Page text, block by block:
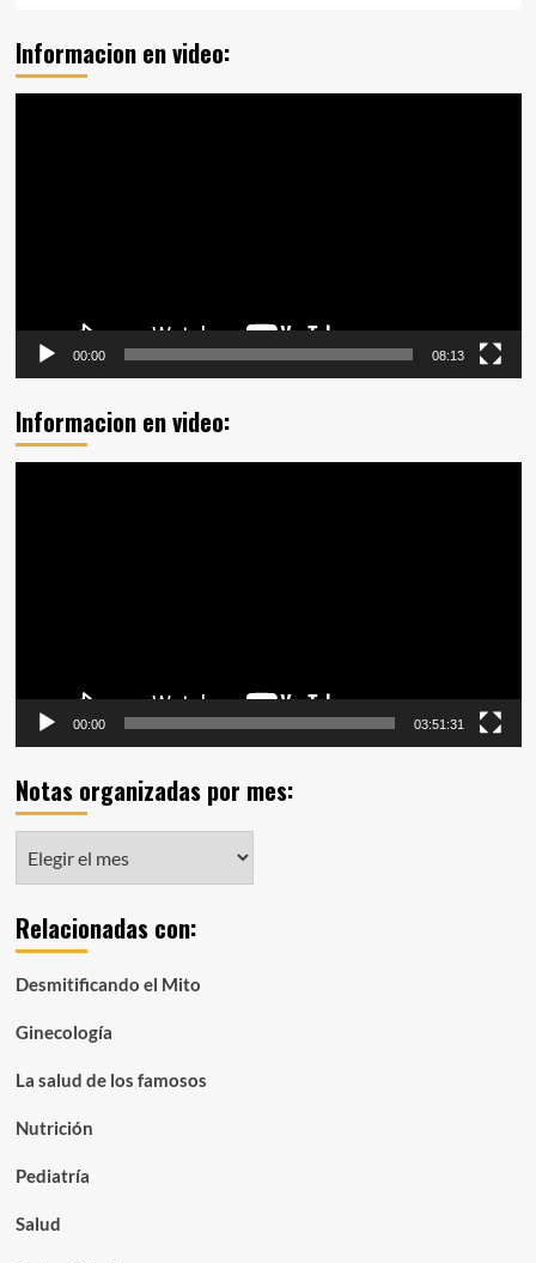
Informacion en video:
00:00 08:13
Informacion en video:
00:00 03:51:31
Notas organizadas por mes:
organizadas
mes:
Relacionadas con:
Desmitificando el Mito
Ginecología
La salud de los famosos
Nutrición
Pediatría
Salud